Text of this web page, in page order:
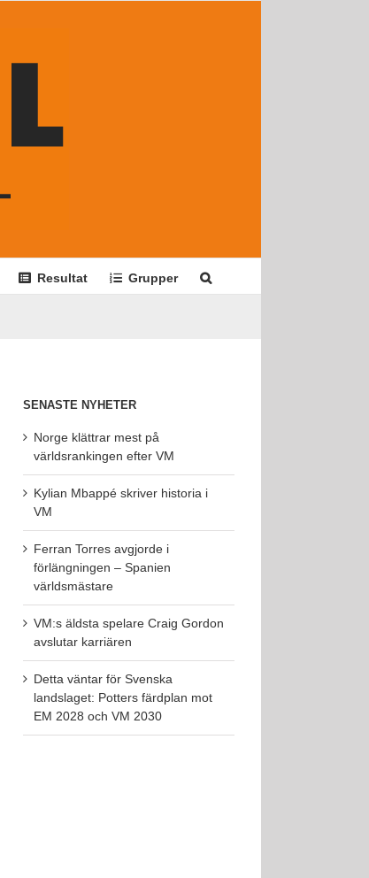
Resultat Grupper
SENASTE NYHETER
Norge klättrar mest på
världsrankingen efter VM
Kylian Mbappé skriver historia i
VM
Ferran Torres avgjorde i
förlängningen – Spanien
världsmästare
VM:s äldsta spelare Craig Gordon
avslutar karriären
Detta väntar för Svenska
landslaget: Potters färdplan mot
EM 2028 och VM 2030